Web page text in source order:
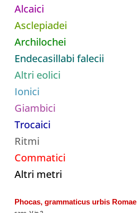
Alcaici
Asclepiadei
Archilochei
Endecasillabi falecii
Altri eolici
Ionici
Giambici
Trocaici
Ritmi
Commatici
Altri metri
Phocas, grammaticus urbis Romae